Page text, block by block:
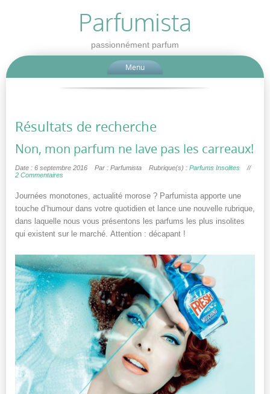
Parfumista
passionnément parfum
Menu
Résultats de recherche
Non, mon parfum ne lave pas les carreaux!
Date : 6 septembre 2016 Par : Parfumista Rubrique(s) : Parfums Insolites
//
2 Commentaires
Journées monotones, actualité morose ? Parfumista apporte une
touche d’humour dans votre quotidien et lance une nouvelle rubrique,
dans laquelle nous vous présentons les parfums les plus insolites
qui existent sur le marché. Attention : décapant !